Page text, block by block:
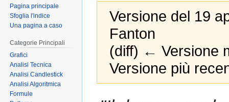
Versione del 19
Fanton
(diff) ← Versione
Versione più
Pagina principale
Sfoglia l'indice
Una pagina a caso
Categorie Principali
Grafici
Analisi Tecnica
Analisi Candlestick
Analisi Algoritmica
Formule